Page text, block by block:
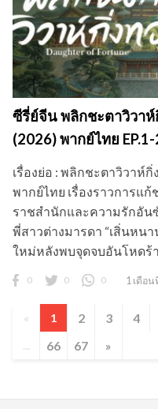
ซีรี่ย์จีน พลิกชะตาวิวา
(2026) พากย์ไทย
เรื่องย่อ : พลิกชะตาวิวาห์กิ่
พากย์ไทย เรื่องราวการแ
ราชสำนักและความรักอันซั
พี่สาวต่างมารดา “เสิ่นหนา
ใหม่หลังพบจุดจบอันโหดร้
0 0 0 1 เดือ
« 1 2 3 4
... 66 67 »